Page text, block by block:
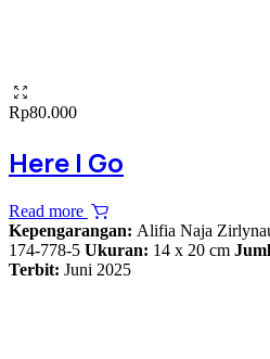
Rp80.000
Here I Go
Read more
Kepengarangan: Alifia Naja
174-778-5 Ukuran: 14 x 20 cm
Terbit: Juni 2025